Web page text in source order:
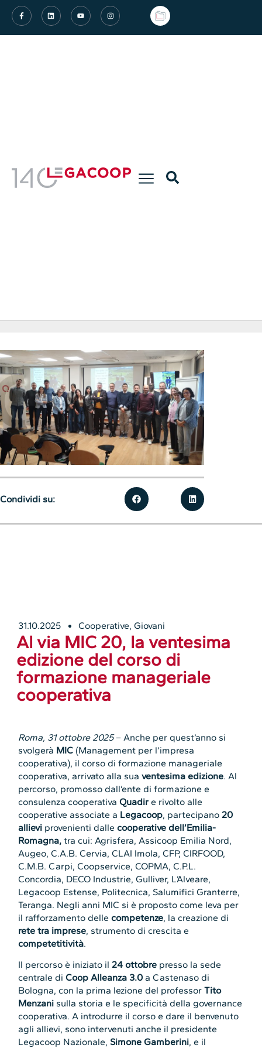
31.10.2025 Cooperative,Giovani
Al via MIC 20, la ventesima
edizione del corso di
formazione manageriale
cooperativa
Roma, 31 ottobre 2025– Anche per quest’anno si
svolgerà MIC (Management per l’impresa
cooperativa), il corso di formazione manageriale
cooperativa, arrivato alla sua ventesima edizione. Al
percorso, promosso dall’ente di formazione e
consulenza cooperativaQuadir e rivolto alle
cooperative associate a Legacoop, partecipano 20
allievi provenienti dallecooperative dell’Emilia-
Romagna, tra cui: Agrisfera, Assicoop Emilia Nord,
Augeo, C.A.B. Cervia, CLAI Imola, CFP, CIRFOOD,
C.M.B. Carpi, Coopservice, COPMA, C.P.L.
Concordia, DECO Industrie, Gulliver, L’Alveare,
Legacoop Estense, Politecnica, Salumifici Granterre,
Teranga. Negli anni MIC si è proposto come leva per
il rafforzamento dellecompetenze, la creazione di
rete tra imprese, strumento di crescita e
competetitività.
Il percorso è iniziato il 24 ottobre presso la sede
centrale diCoop Alleanza 3.0a Castenaso di
Bologna, con la prima lezione del professorTito
Menzani sulla storia e le specificità della governance
cooperativa. A introdurre il corso e dare il benvenuto
agli allievi, sono intervenuti anche il presidente
Legacoop Nazionale, Simone Gamberini, e il
Condividi su: